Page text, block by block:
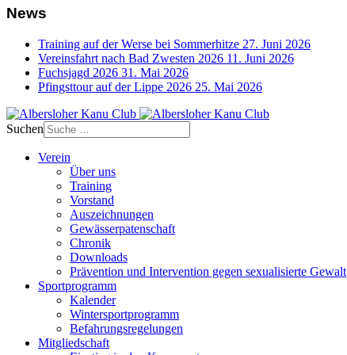
News
Training auf der Werse bei Sommerhitze 27. Juni 2026
Vereinsfahrt nach Bad Zwesten 2026 11. Juni 2026
Fuchsjagd 2026 31. Mai 2026
Pfingsttour auf der Lippe 2026 25. Mai 2026
Suchen
Verein
Über uns
Training
Vorstand
Auszeichnungen
Gewässerpatenschaft
Chronik
Downloads
Prävention und Intervention gegen sexualisierte Gewalt
Sportprogramm
Kalender
Wintersportprogramm
Befahrungsregelungen
Mitgliedschaft